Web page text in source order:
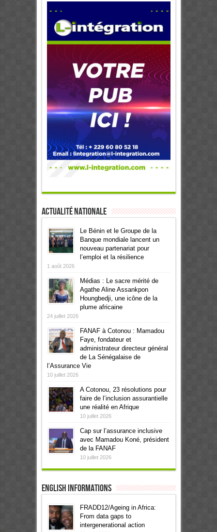
Actualité Nationale
Le Bénin et le Groupe de la
Banque mondiale lancent un
nouveau partenariat pour
l’emploi et la résilience
1 août 2026
Médias : Le sacre mérité de
Agathe Aline Assankpon
Houngbedji, une icône de la
plume africaine
24 juillet 2026
FANAF à Cotonou : Mamadou
Faye, fondateur et
administrateur directeur général
de La Sénégalaise de
l’Assurance Vie
10 juillet 2026
A Cotonou, 23 résolutions pour
faire de l’inclusion assurantielle
une réalité en Afrique
10 juillet 2026
Cap sur l’assurance inclusive
avec Mamadou Koné, président
de la FANAF
10 juillet 2026
English informations
FRADD12/Ageing in Africa:
From data gaps to
intergenerational action